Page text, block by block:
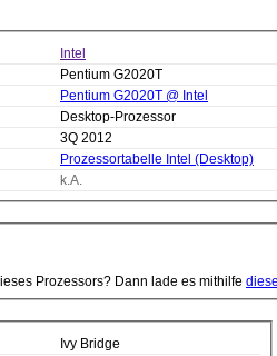
Intel
Pentium G2020T
Pentium G2020T @ Intel
Desktop-Prozessor
3Q 2012
Prozessortabelle Intel (Desktop)
k.A.
Prozessors? Dann lade es mithilfe
Ivy Bridge